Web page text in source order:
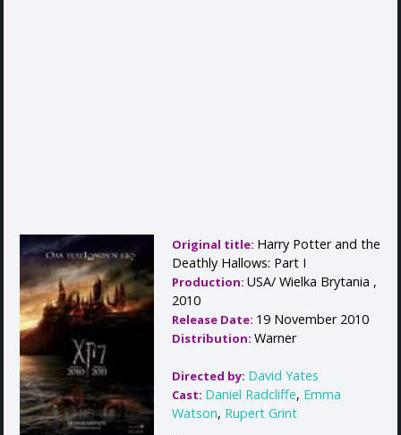
Original title: Harry Potter and the
Deathly Hallows: Part I
Production: USA/ Wielka Brytania ,
2010
Release Date: 19 November 2010
Distribution: Warner
Directed by: David Yates
Cast: Daniel Radcliffe, Emma
Watson, Rupert Grint